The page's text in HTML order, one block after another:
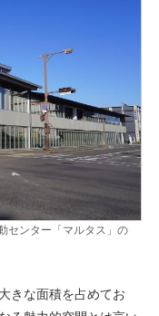
センター「マルタス」の
きな面積を占めてお